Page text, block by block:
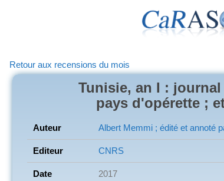
Retour aux recensions du mois
Tunisie, an I :
pays d'opérette ;
Auteur Albert Memmi ; édité et annoté
Editeur CNRS
Date 2017